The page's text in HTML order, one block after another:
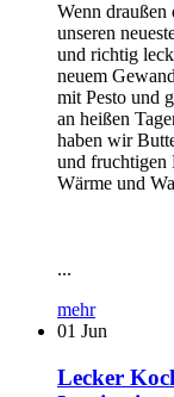
Wenn draußen
unseren
und richtig
neuem
mit Pesto und
an heißen
haben wir
und fruchtigen
Wärme und
...
mehr
01 Jun
Lecker